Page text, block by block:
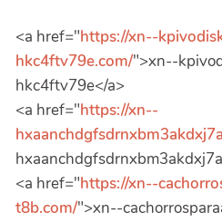
<a href="https://xn--
hkc4ftv79e.com/">xn--
hkc4ftv79e</a>
<a href="https://xn--
<a href="https://xn--
t8b.com/">xn--